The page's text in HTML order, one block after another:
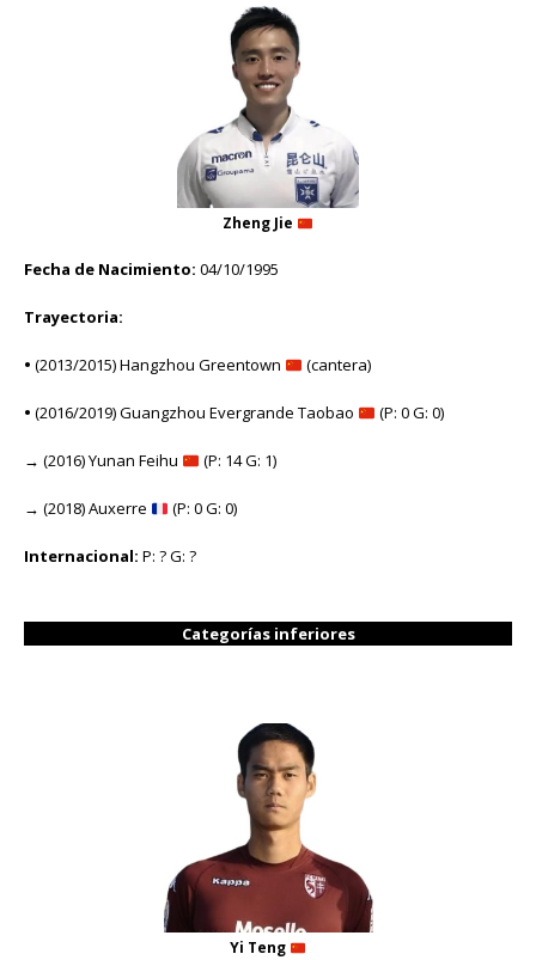
Zheng Jie
Fecha de Nacimiento: 04/10/1995
Trayectoria:
• (2013/2015) Hangzhou Greentown (cantera)
• (2016/2019) Guangzhou Evergrande Taobao (P: 0 G: 0)
→ (2016) Yunan Feihu (P: 14 G: 1)
→ (2018) Auxerre (P: 0 G: 0)
Internacional: P: ? G: ?
Categorías inferiores
Yi Teng